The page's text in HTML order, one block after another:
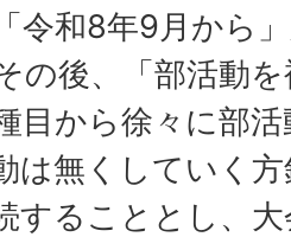
令和8年9月から
の後、「部活動
目から徐々に部
は無くしていく
することとし、